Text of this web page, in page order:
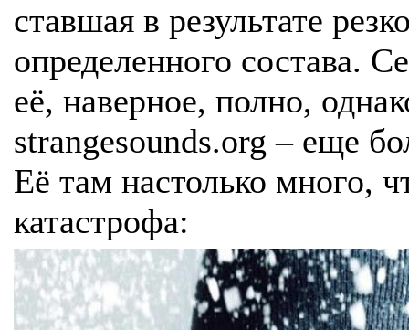
ставшая в результате
определенного состава.
её, наверное, полно,
strangesounds.org – еще
Её там настолько много,
катастрофа: